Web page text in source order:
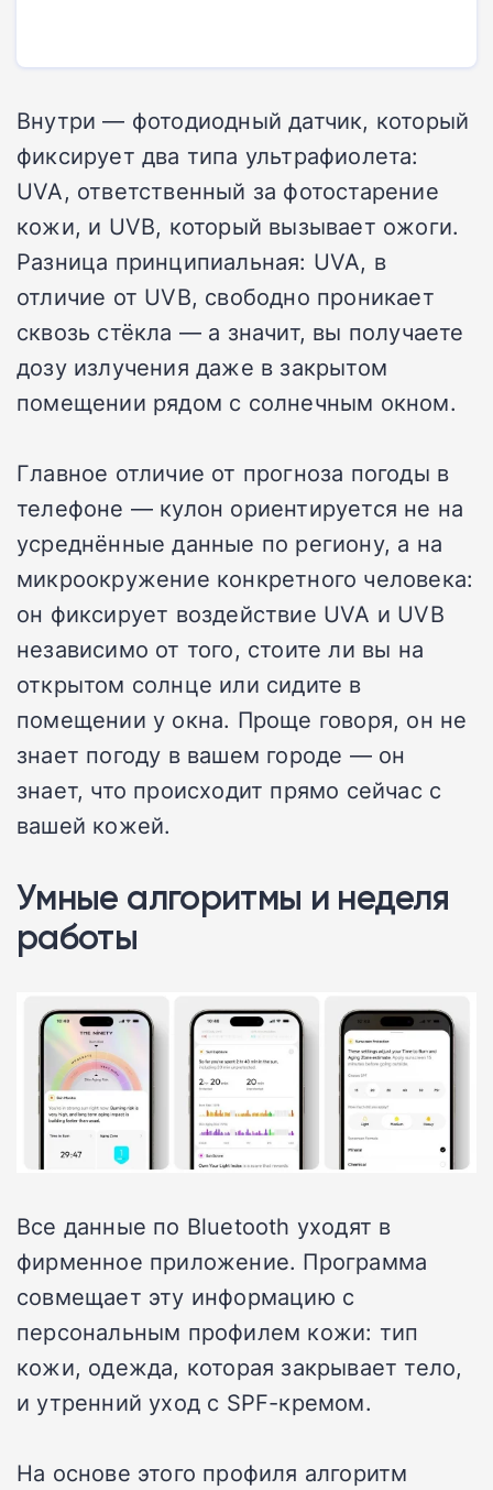
Внутри — фотодиодный датчик, который
фиксирует два типа ультрафиолета:
UVA, ответственный за фотостарение
кожи, и UVB, который вызывает ожоги.
Разница принципиальная: UVA, в
отличие от UVB, свободно проникает
сквозь стёкла — а значит, вы получаете
дозу излучения даже в закрытом
помещении рядом с солнечным окном.
Главное отличие от прогноза погоды в
телефоне — кулон ориентируется не на
усреднённые данные по региону, а на
микроокружение конкретного человека:
он фиксирует воздействие UVA и UVB
независимо от того, стоите ли вы на
открытом солнце или сидите в
помещении у окна. Проще говоря, он не
знает погоду в вашем городе — он
знает, что происходит прямо сейчас с
вашей кожей.
Умные алгоритмы и неделя
работы
Все данные по Bluetooth уходят в
фирменное приложение. Программа
совмещает эту информацию с
персональным профилем кожи: тип
кожи, одежда, которая закрывает тело,
и утренний уход с SPF-кремом.
На основе этого профиля алгоритм